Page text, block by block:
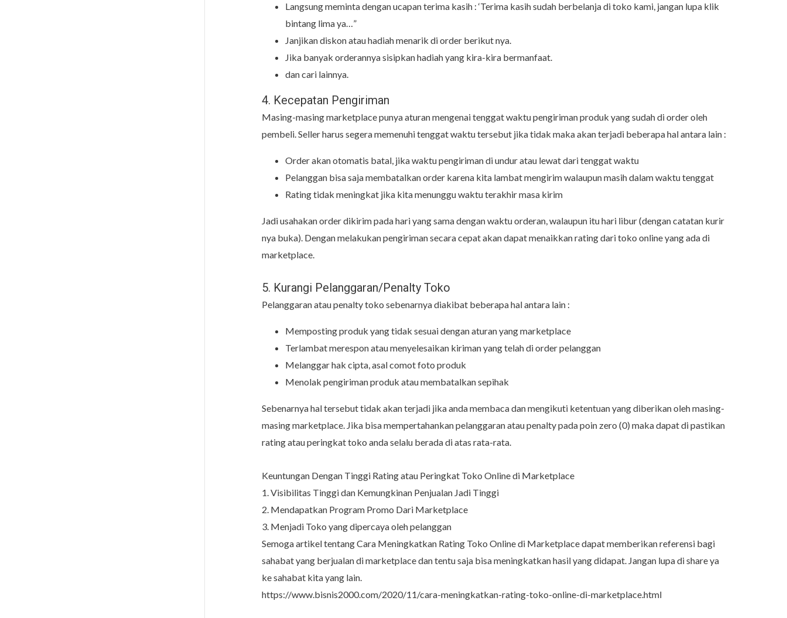
Langsung meminta dengan ucapan terima kasih : ‘Terima kasih sudah berbelanja di toko kami, jangan lupa klik
bintang lima ya…”
Janjikan diskon atau hadiah menarik di order berikut nya.
Jika banyak orderannya sisipkan hadiah yang kira-kira bermanfaat.
dan cari lainnya.
4. Kecepatan Pengiriman
Masing-masing marketplace punya aturan mengenai tenggat waktu pengiriman produk yang sudah di order oleh
pembeli. Seller harus segera memenuhi tenggat waktu tersebut jika tidak maka akan terjadi beberapa hal antara lain :
Order akan otomatis batal, jika waktu pengiriman di undur atau lewat dari tenggat waktu
Pelanggan bisa saja membatalkan order karena kita lambat mengirim walaupun masih dalam waktu tenggat
Rating tidak meningkat jika kita menunggu waktu terakhir masa kirim
Jadi usahakan order dikirim pada hari yang sama dengan waktu orderan, walaupun itu hari libur (dengan catatan kurir
nya buka). Dengan melakukan pengiriman secara cepat akan dapat menaikkan rating dari toko online yang ada di
marketplace.
5. Kurangi Pelanggaran/Penalty Toko
Pelanggaran atau penalty toko sebenarnya diakibat beberapa hal antara lain :
Memposting produk yang tidak sesuai dengan aturan yang marketplace
Terlambat merespon atau menyelesaikan kiriman yang telah di order pelanggan
Melanggar hak cipta, asal comot foto produk
Menolak pengiriman produk atau membatalkan sepihak
Sebenarnya hal tersebut tidak akan terjadi jika anda membaca dan mengikuti ketentuan yang diberikan oleh masing-
masing marketplace. Jika bisa mempertahankan pelanggaran atau penalty pada poin zero (0) maka dapat di pastikan
rating atau peringkat toko anda selalu berada di atas rata-rata.
Keuntungan Dengan Tinggi Rating atau Peringkat Toko Online di Marketplace
1. Visibilitas Tinggi dan Kemungkinan Penjualan Jadi Tinggi
2. Mendapatkan Program Promo Dari Marketplace
3. Menjadi Toko yang dipercaya oleh pelanggan
Semoga artikel tentang Cara Meningkatkan Rating Toko Online di Marketplace dapat memberikan referensi bagi
sahabat yang berjualan di marketplace dan tentu saja bisa meningkatkan hasil yang didapat. Jangan lupa di share ya
ke sahabat kita yang lain.
https://www.bisnis2000.com/2020/11/cara-meningkatkan-rating-toko-online-di-marketplace.html